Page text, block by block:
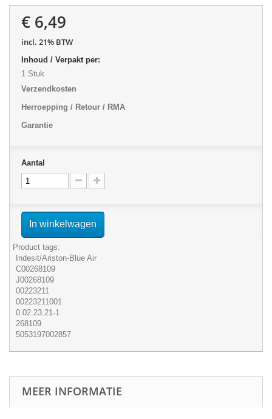
€ 6,49
incl. 21% BTW
Inhoud / Verpakt per:
1 Stuk
Verzendkosten
Herroepping / Retour / RMA
Garantie
Aantal
In winkelwagen
Product tags:
Indesit/Ariston-Blue Air
C00268109
J00268109
00223211
00223211001
0.02.23.21-1
268109
5053197002857
MEER INFORMATIE